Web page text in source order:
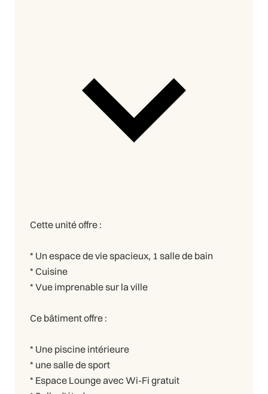
Cette unité offre :
* Un espace de vie spacieux, 1 salle de bain
* Cuisine
* Vue imprenable sur la ville
Ce bâtiment offre :
* Une piscine intérieure
* une salle de sport
* Espace Lounge avec Wi-Fi gratuit